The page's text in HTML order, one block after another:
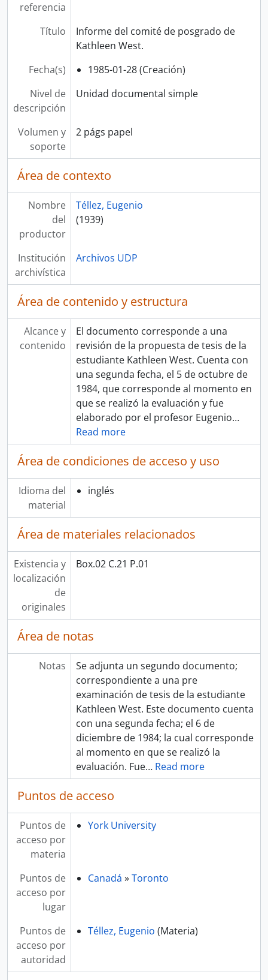
referencia
Título
Informe del comité de posgrado de
Kathleen West.
Fecha(s)
1985-01-28 (Creación)
Nivel de
descripción
Unidad documental simple
Volumen y
soporte
2 págs papel
Área de contexto
Nombre
del
productor
Téllez, Eugenio
(1939)
Institución
archivística
Archivos UDP
Área de contenido y estructura
Alcance y
contenido
El documento corresponde a una
revisión de la propuesta de tesis de la
estudiante Kathleen West. Cuenta con
una segunda fecha, el 5 de octubre de
1984, que corresponde al momento en
que se realizó la evaluación y fue
elaborado por el profesor Eugenio…
Read more
Área de condiciones de acceso y uso
Idioma del
material
inglés
Área de materiales relacionados
Existencia y
localización
de
originales
Box.02 C.21 P.01
Área de notas
Notas
Se adjunta un segundo documento;
correspondiente a una pre
examinación de tesis de la estudiante
Kathleen West. Este documento cuenta
con una segunda fecha; el 6 de
diciembre de 1984; la cual corresponde
al momento en que se realizó la
evaluación. Fue… Read more
Puntos de acceso
Puntos de
acceso por
materia
York University
Puntos de
acceso por
lugar
Canadá »Toronto
Puntos de
acceso por
autoridad
Téllez, Eugenio (Materia)